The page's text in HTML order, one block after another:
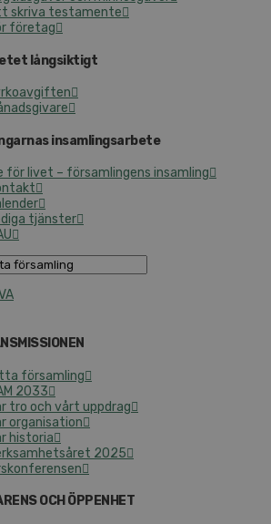
skriva testamente
företag
långsiktigt
insamlingsarbete
för livet – församlingens insamling
tjänster
församling
2033
tro och vårt uppdrag
organisation
historia
2025
OCH ÖPPENHET